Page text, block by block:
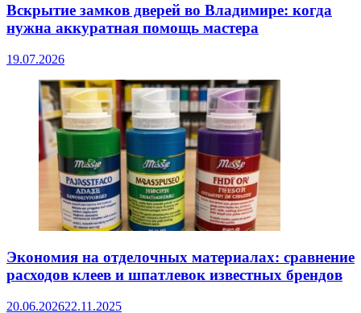
Вскрытие замков дверей во Владимире: когда
нужна аккуратная помощь мастера
19.07.2026
Экономия на отделочных материалах: сравнение
расходов клеев и шпатлевок известных брендов
20.06.202622.11.2025